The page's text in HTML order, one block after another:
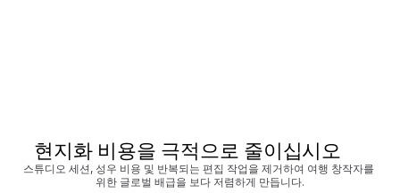
현지화 비용을 극적으로 줄이십시오
스튜디오 세션, 성우 비용 및 반복되는 편집 작업을 제거하여 여행 창작자를
위한 글로벌 배급을 보다 저렴하게 만듭니다.